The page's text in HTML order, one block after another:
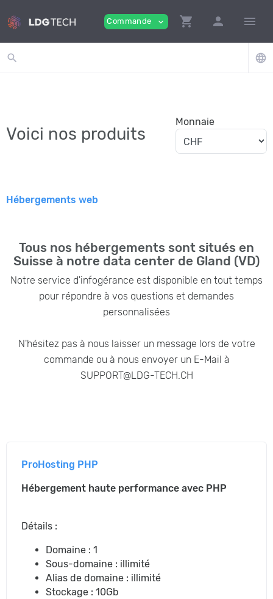
Commande expand_more shopping_cart person menu
search language
Voici nos produits
Monnaie
Hébergements web
Tous nos hébergements sont situés en
Suisse à notre data center de Gland (VD)
Notre service d'infogérance est disponible en tout temps
pour répondre à vos questions et demandes
personnalisées
N'hésitez pas à nous laisser un message lors de votre
commande ou à nous envoyer un E-Mail à
SUPPORT@LDG-TECH.CH
ProHosting PHP
Hébergement haute performance avec PHP
Détails :
Domaine : 1
Sous-domaine : illimité
Alias de domaine : illimité
Stockage : 10Gb